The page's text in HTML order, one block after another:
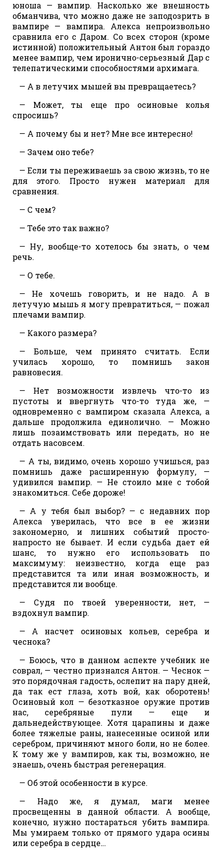
юноша — вампир. Насколько же внешность
обманчива, что можно даже не заподозрить в
вампире — вампира. Алекса непроизвольно
сравнила его с Даром. Со всех сторон (кроме
истинной) положительный Антон был гораздо
менее вампир, чем иронично-серьезный Дар с
телепатическими способностями архимага.
— А в летучих мышей вы превращаетесь?
— Может, ты еще про осиновые колья
спросишь?
— А почему бы и нет? Мне все интересно!
— Зачем оно тебе?
— Если ты переживаешь за свою жизнь, то не
для этого. Просто нужен материал для
сравнения.
— С чем?
— Тебе это так важно?
— Ну, вообще-то хотелось бы знать, о чем
речь.
— О тебе.
— Не хочешь говорить, и не надо. А в
летучую мышь я могу превратиться, — пожал
плечами вампир.
— Какого размера?
— Больше, чем принято считать. Если
училась хорошо, то помнишь закон
равновесия.
— Нет возможности извлечь что-то из
пустоты и ввергнуть что-то туда же, —
одновременно с вампиром сказала Алекса, а
дальше продолжила единолично. — Можно
лишь позаимствовать или передать, но не
отдать насовсем.
— А ты, видимо, очень хорошо учишься, раз
помнишь даже расширенную формулу, —
удивился вампир. — Не стоило мне с тобой
знакомиться. Себе дороже!
— А у тебя был выбор? — с недавних пор
Алекса уверилась, что все в ее жизни
закономерно, и лишних событий просто-
напросто не бывает. И если судьба дает ей
шанс, то нужно его использовать по
максимуму: неизвестно, когда еще раз
представится та или иная возможность, и
представится ли вообще.
— Судя по твоей уверенности, нет, —
вздохнул вампир.
— А насчет осиновых кольев, серебра и
чеснока?
— Боюсь, что в данном аспекте учебник не
соврал, — честно признался Антон. — Чеснок —
это порядочная гадость, ослепит на пару дней,
да так ест глаза, хоть вой, как оборотень!
Осиновый кол — безотказное оружие против
нас, серебряные пули — еще и
дальнедействующее. Хотя царапины и даже
более тяжелые раны, нанесенные осиной или
серебром, причиняют много боли, но не более.
К тому же у вампиров, как ты, возможно, не
знаешь, очень быстрая регенерация.
— Об этой особенности в курсе.
— Надо же, я думал, маги менее
просвещенны в данной области. А вообще,
конечно, нужно постараться убить вампира.
Мы умираем только от прямого удара осины
или серебра в сердце…